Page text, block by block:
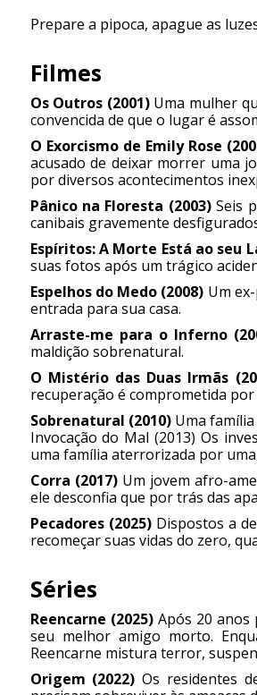
Prepare a pipoca, apague as
Filmes
Os Outros (2001)Uma mulher
convencida de que o lugar é
O Exorcismo de Emily Rose
acusado de deixar morrer uma
por diversos acontecimentos
Pânico na Floresta (2003)Seis
canibais gravemente
Espíritos: A Morte Está ao seu
suas fotos após um trágico
Espelhos do Medo (2008) Um
entrada para sua casa.
Arraste-me para o Inferno
maldição sobrenatural.
O Mistério das Duas Irmãs
recuperação é comprometida
Sobrenatural (2010)Uma família
Invocação do Mal (2013) Os
uma família aterrorizada por
Corra (2017)Um jovem afro-
ele desconfia que por trás das
Pecadores (2025)Dispostos a
recomeçar suas vidas do zero,
Séries
Reencarne (2025)Após 20 anos
seu melhor amigo morto.
Reencarne mistura terror,
Origem (2022) Os residentes